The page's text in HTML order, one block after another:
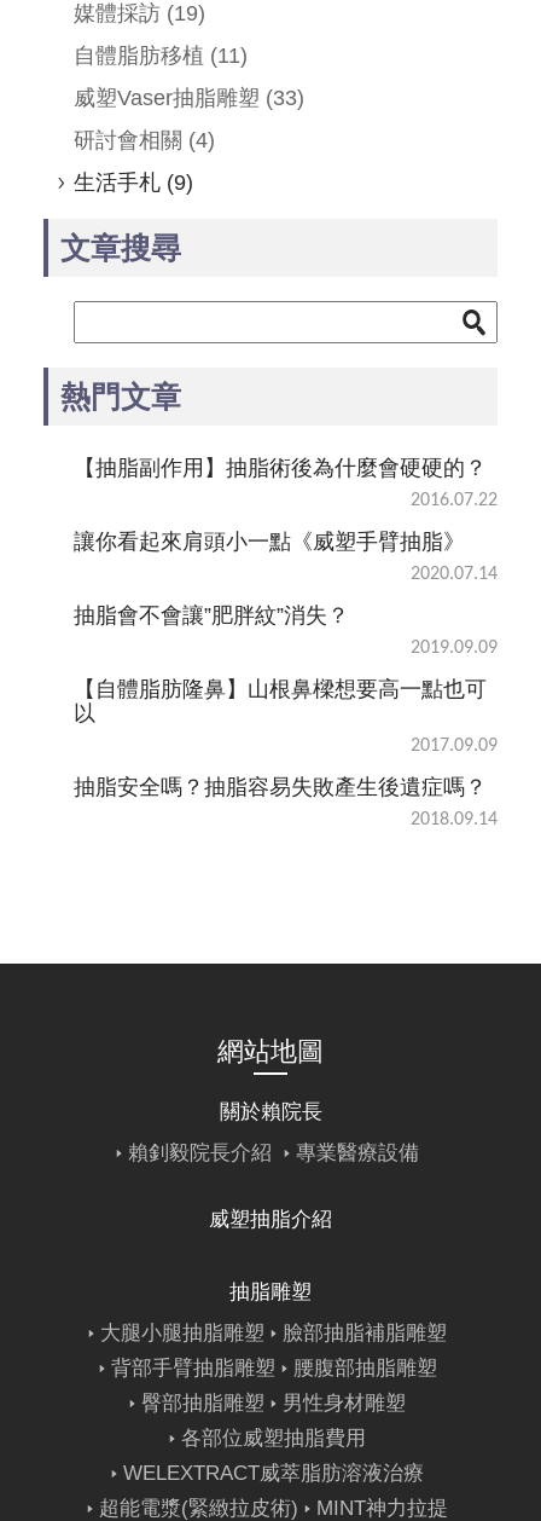
媒體採訪 (19)
自體脂肪移植 (11)
威塑Vaser抽脂雕塑 (33)
研討會相關 (4)
生活手札 (9)
文章搜尋
熱門文章
【抽脂副作用】抽脂術後為什麼會硬硬的？
2016.07.22
讓你看起來肩頭小一點《威塑手臂抽脂》
2020.07.14
抽脂會不會讓”肥胖紋”消失？
2019.09.09
【自體脂肪隆鼻】山根鼻樑想要高一點也可
以
2017.09.09
抽脂安全嗎？抽脂容易失敗產生後遺症嗎？
2018.09.14
網站地圖
關於賴院長
賴釗毅院長介紹
專業醫療設備
威塑抽脂介紹
抽脂雕塑
大腿小腿抽脂雕塑
臉部抽脂補脂雕塑
背部手臂抽脂雕塑
腰腹部抽脂雕塑
臀部抽脂雕塑
男性身材雕塑
各部位威塑抽脂費用
WELEXTRACT威萃脂肪溶液治療
超能電漿(緊緻拉皮術)
MINT神力拉提